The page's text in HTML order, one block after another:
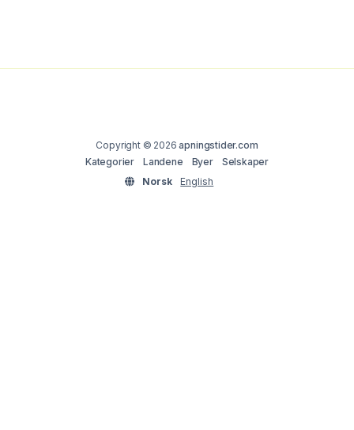
Copyright © 2026apningstider.com
Kategorier
Landene Byer
Selskaper
Norsk
English